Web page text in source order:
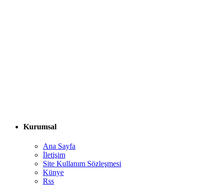
Kurumsal
Ana Sayfa
İletişim
Site Kullanım Sözleşmesi
Künye
Rss